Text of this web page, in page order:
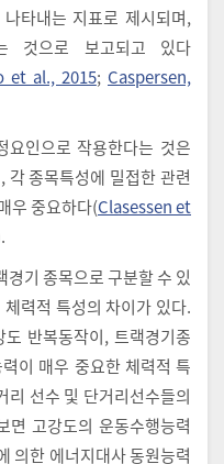
타내는 지표로 제시되며,
것으로 보고되고 있다
et al., 2015; Caspersen,
인으로 작용한다는 것은
각 종목특성에 밀접한 관련
우 중요하다(Clasessen et
기 종목으로 구분할 수 있
력적 특성의 차이가 있다.
반복동작이, 트랙경기종
이 매우 중요한 체력적 특
리 선수 및 단거리선수들의
면 고강도의 운동수행능력
의한 에너지대사 동원능력